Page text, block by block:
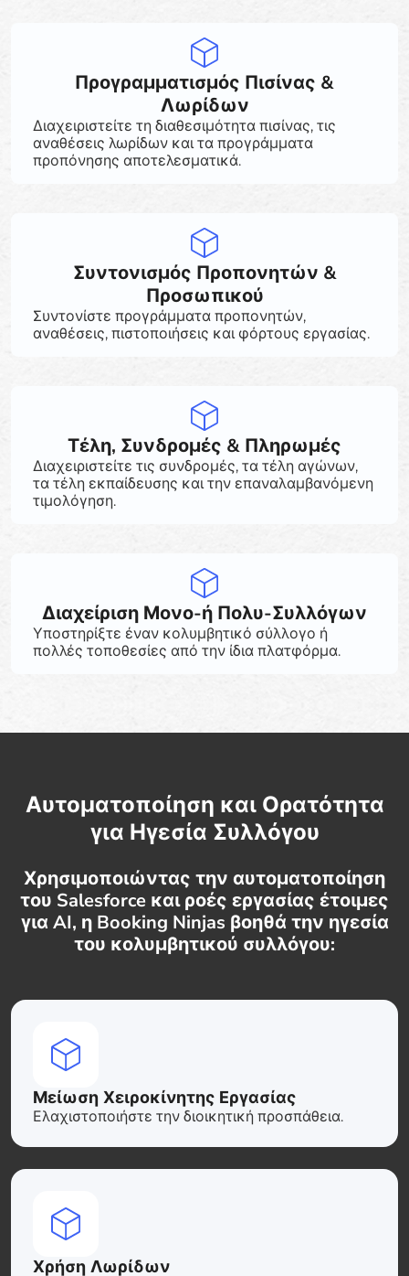
Προγραμματισμός Πισίνας &
Λωρίδων
Διαχειριστείτε τη διαθεσιμότητα πισίνας, τις
αναθέσεις λωρίδων και τα προγράμματα
προπόνησης αποτελεσματικά.
Συντονισμός Προπονητών &
Προσωπικού
Συντονίστε προγράμματα προπονητών,
αναθέσεις, πιστοποιήσεις και φόρτους εργασίας.
Τέλη, Συνδρομές & Πληρωμές
Διαχειριστείτε τις συνδρομές, τα τέλη αγώνων,
τα τέλη εκπαίδευσης και την επαναλαμβανόμενη
τιμολόγηση.
Διαχείριση Μονο-ή Πολυ-Συλλόγων
Υποστηρίξτε έναν κολυμβητικό σύλλογο ή
πολλές τοποθεσίες από την ίδια πλατφόρμα.
Αυτοματοποίηση και Ορατότητα
για Ηγεσία Συλλόγου
Χρησιμοποιώντας την αυτοματοποίηση
του Salesforce και ροές εργασίας έτοιμες
για AI, η Booking Ninjas βοηθά την ηγεσία
του κολυμβητικού συλλόγου:
Μείωση Χειροκίνητης Εργασίας
Ελαχιστοποιήστε την διοικητική προσπάθεια.
Χρήση Λωρίδων